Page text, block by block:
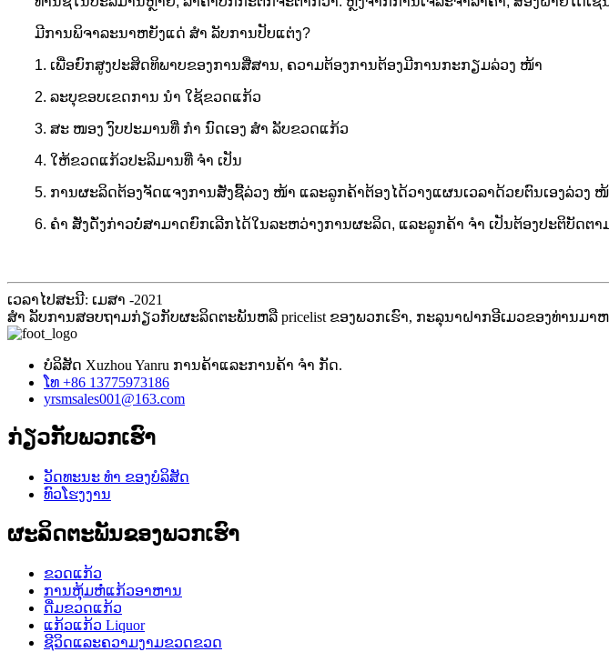
ມີການພິຈາລະນາຫຍັງແດ່ ສຳ ລັບການປັບແຕ່ງ?
1. ເພື່ອຍົກສູງປະສິດທິພາບຂອງການສື່ສານ, ຄວາມຕ້ອງການຕ້ອງມີການກະກຽມລ່ວງ ໜ້າ
2. ລະບຸຂອບເຂດການ ນຳ ໃຊ້ຂວດແກ້ວ
3. ສະ ໜອງ ງົບປະມານທີ່ ກຳ ນົດເອງ ສຳ ລັບຂວດແກ້ວ
4. ໃຫ້ຂວດແກ້ວປະລິມານທີ່ ຈຳ ເປັນ
5. ການຜະລິດຕ້ອງຈັດແຈງການສັ່ງຊື້ລ່ວງ ໜ້າ ແລະລູກຄ້າຕ້ອງໄດ້ວາງແຜນເວລາດ້ວຍຕົນເອງລ່ວງ
6. ຄຳ ສັ່ງດັ່ງກ່າວບໍ່ສາມາດຍົກເລີກໄດ້ໃນລະຫວ່າງການຜະລິດ, ແລະລູກຄ້າ ຈຳ ເປັນຕ້ອງປະຕິບັດຕາ
ເວລາໄປສະນີ: ເມສາ -2021
ສຳ ລັບການສອບຖາມກ່ຽວກັບຜະລິດຕະພັນຫລື pricelist ຂອງພວກເຮົາ, ກະລຸນາຝາກອີເມວຂອງທ່ານມາ
ບໍລິສັດ Xuzhou Yanru ການຄ້າແລະການຄ້າ ຈຳ ກັດ.
ໂທ +86 13775973186
yrsmsales001@163.com
ກ່ຽວ​ກັບ​ພວກ​ເຮົາ
ວັດທະນະ ທຳ ຂອງບໍລິສັດ
ທົວໂຮງງານ
ຜະລິດຕະພັນຂອງພວກເຮົາ
ຂວດແກ້ວ
ການຫຸ້ມຫໍ່ແກ້ວອາຫານ
ດື່ມຂວດແກ້ວ
ແກ້ວແກ້ວ Liquor
ຊີວິດແລະຄວາມງາມຂວດຂວດ